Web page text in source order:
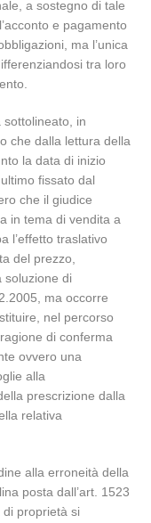
a sostegno di tale
e pagamento
ma l’unica
tra loro
in
che dalla lettura della
la data di inizio
fissato dal
che il giudice
in tema di vendita a
l’effetto traslativo
del prezzo,
soluzione di
ma occorre
nel percorso
di conferma
ovvero una
alla
prescrizione dalla
relativa
alla erroneità della
posta dall’art. 1523
proprietà si